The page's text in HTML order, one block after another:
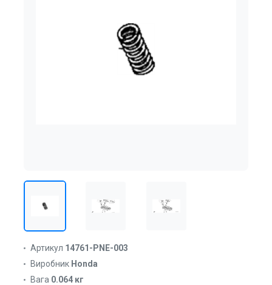
Артикул 14761-PNE-003
Виробник Honda
Вага 0.064 кг